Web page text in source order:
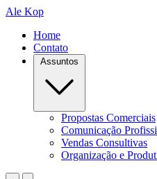
Ale Kop
Home
Contato
Propostas Comerciais
Comunicação
Vendas Consultivas
Organização e